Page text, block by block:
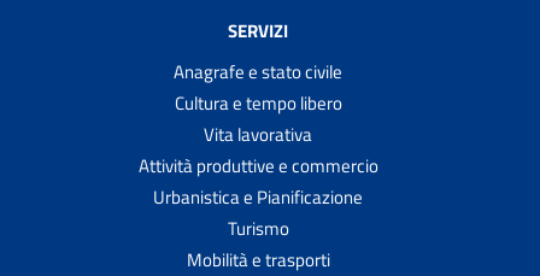
SERVIZI
Anagrafe e stato civile
Cultura e tempo libero
Vita lavorativa
Attività produttive e commercio
Urbanistica e Pianificazione
Turismo
Mobilità e trasporti